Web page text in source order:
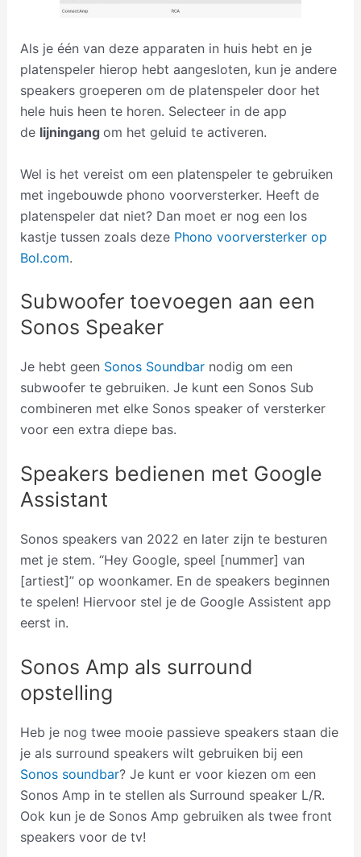
Als je één van deze apparaten in huis hebt en je
platenspeler hierop hebt aangesloten, kun je andere
speakers groeperen om de platenspeler door het
hele huis heen te horen. Selecteer in de app
de lijningang om het geluid te activeren.
Wel is het vereist om een platenspeler te gebruiken
met ingebouwde phono voorversterker. Heeft de
platenspeler dat niet? Dan moet er nog een los
kastje tussen zoals deze Phono voorversterker op
Bol.com.
Subwoofer toevoegen aan een
Sonos Speaker
Je hebt geen Sonos Soundbarnodig om een
subwoofer te gebruiken. Je kunt een Sonos Sub
combineren met elke Sonos speaker of versterker
voor een extra diepe bas.
Speakers bedienen met Google
Assistant
Sonos speakers van 2022 en later zijn te besturen
met je stem. “Hey Google, speel [nummer] van
[artiest]” op woonkamer. En de speakers beginnen
te spelen! Hiervoor stel je de Google Assistent app
eerst in.
Sonos Amp als surround
opstelling
Heb je nog twee mooie passieve speakers staan die
je als surround speakers wilt gebruiken bij een
Sonos soundbar? Je kunt er voor kiezen om een
Sonos Amp in te stellen als Surround speaker L/R.
Ook kun je de Sonos Amp gebruiken als twee front
speakers voor de tv!